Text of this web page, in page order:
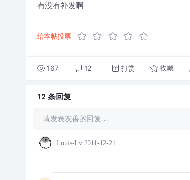
有没有补发啊
给本帖投票
167 12 打赏 收藏
12 条回复
请发表友善的回复…
Louis-Lv 2011-12-21